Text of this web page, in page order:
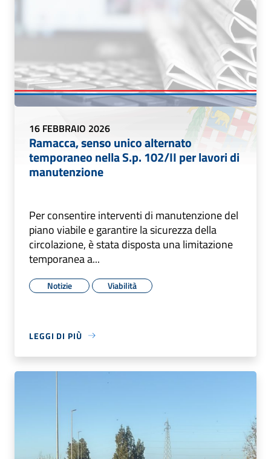
16 FEBBRAIO 2026
Ramacca, senso unico alternato
temporaneo nella S.p. 102/II per lavori di
manutenzione
Per consentire interventi di manutenzione del
piano viabile e garantire la sicurezza della
circolazione, è stata disposta una limitazione
temporanea a...
Notizie Viabilità
LEGGI DI PIÙ